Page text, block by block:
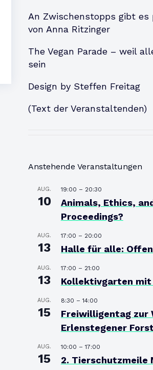
An Zwischenstopps gibt es
von Anna Ritzinger
The Vegan Parade – weil
sein
Design by Steffen Freitag
(Text der Veranstaltenden)
Anstehende Veranstaltungen
AUG.
10
19:00 – 20:30
Animals, Ethics,
Proceedings?
AUG.
13
17:00 – 20:00
Halle für alle:
AUG.
13
17:00 – 21:00
Kollektivgarten mit
AUG.
15
8:30 –14:00
Freiwilligentag zur
Erlenstegener Forst
AUG.
15
10:00 –17:00
2. Tierschutzmeile